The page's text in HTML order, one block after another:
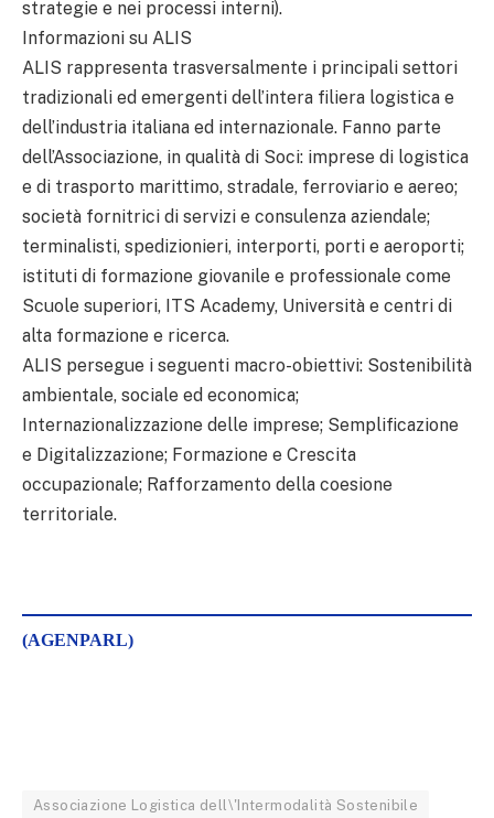
strategie e nei processi interni).
Informazioni su ALIS
ALIS rappresenta trasversalmente i principali settori
tradizionali ed emergenti dell’intera filiera logistica e
dell’industria italiana ed internazionale. Fanno parte
dell’Associazione, in qualità di Soci: imprese di logistica
e di trasporto marittimo, stradale, ferroviario e aereo;
società fornitrici di servizi e consulenza aziendale;
terminalisti, spedizionieri, interporti, porti e aeroporti;
istituti di formazione giovanile e professionale come
Scuole superiori, ITS Academy, Università e centri di
alta formazione e ricerca.
ALIS persegue i seguenti macro-obiettivi: Sostenibilità
ambientale, sociale ed economica;
Internazionalizzazione delle imprese; Semplificazione
e Digitalizzazione; Formazione e Crescita
occupazionale; Rafforzamento della coesione
territoriale.
(AGENPARL)
Associazione Logistica dell\'Intermodalità Sostenibile